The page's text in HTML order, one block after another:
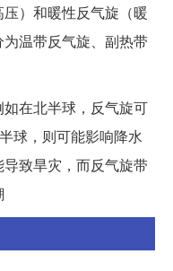
）和暖性反气旋（暖
温带反气旋、副热带
在北半球，反气旋可
球，则可能影响降水
致旱灾，而反气旋带